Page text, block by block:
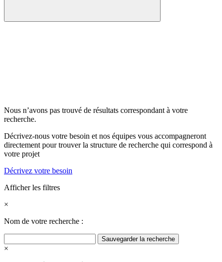
Nous n’avons pas trouvé de résultats correspondant à votre
recherche.
Décrivez-nous votre besoin et nos équipes vous accompagneront
directement pour trouver la structure de recherche qui correspond à
votre projet
Décrivez votre besoin
Afficher les filtres
×
Nom de votre recherche :
Sauvegarder la recherche
×